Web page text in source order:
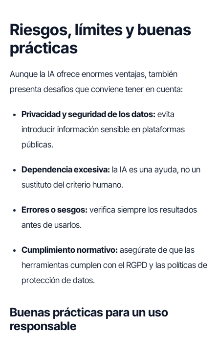
Riesgos, límites y buenas
prácticas
Aunque la IA ofrece enormes ventajas, también
presenta desafíos que conviene tener en cuenta:
Privacidad y seguridad de los datos: evita
introducir información sensible en plataformas
públicas.
Dependencia excesiva: la IA es una ayuda, no un
sustituto del criterio humano.
Errores o sesgos: verifica siempre los resultados
antes de usarlos.
Cumplimiento normativo: asegúrate de que las
herramientas cumplen con el RGPD y las políticas de
protección de datos.
Buenas prácticas para un uso
responsable